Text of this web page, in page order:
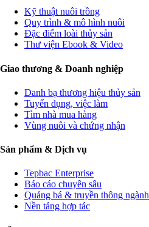
Kỹ thuật nuôi trồng
Quy trình & mô hình nuôi
Đặc điểm loài thủy sản
Thư viện Ebook & Video
Giao thương & Doanh nghiệp
Danh bạ thương hiệu thủy sản
Tuyển dụng, việc làm
Tìm nhà mua hàng
Vùng nuôi và chứng nhận
Sản phẩm & Dịch vụ
Tepbac Enterprise
Báo cáo chuyên sâu
Quảng bá & truyền thông ngành
Nền tảng hợp tác